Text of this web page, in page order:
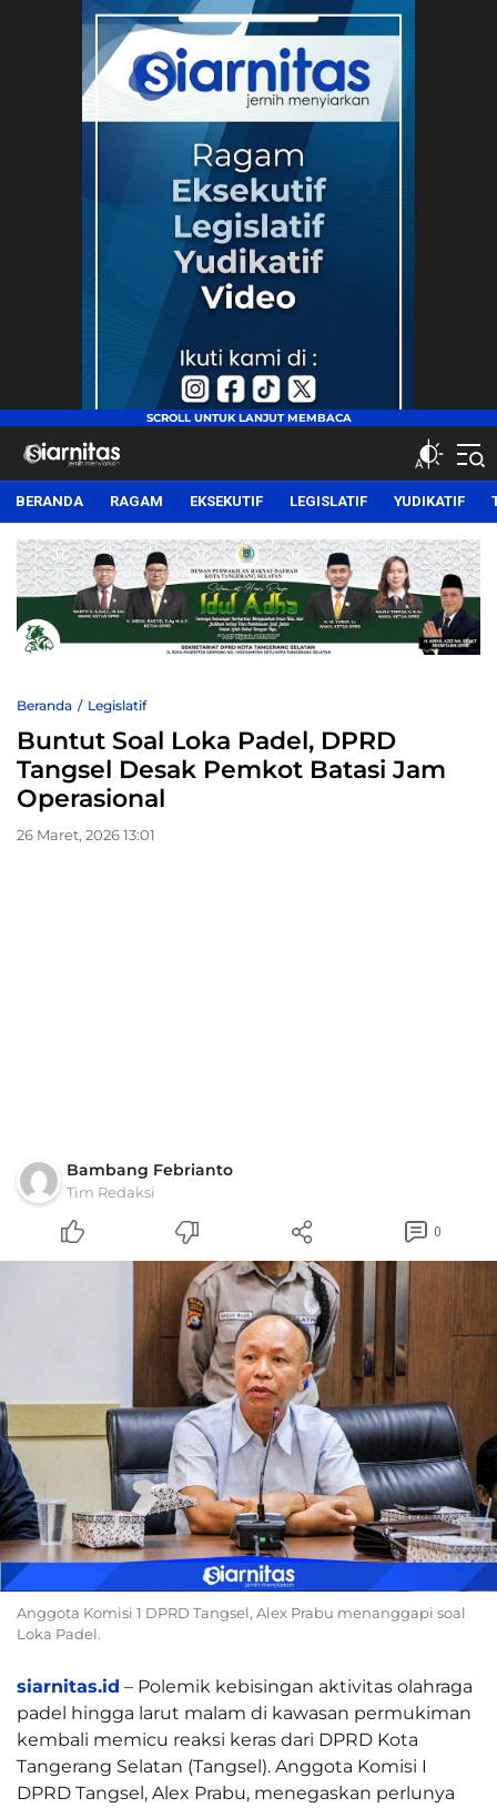
siarnitas
Jernih Menyiarkan
BERANDA RAGAM EKSEKUTIF LEGISLATIF YUDIKATIF
Beranda Legislatif
Buntut Soal Loka Padel, DPRD
Tangsel Desak Pemkot Batasi Jam
Operasional
26 Maret, 2026 13:01
Bambang Febrianto
Tim Redaksi
0
Anggota Komisi 1 DPRD Tangsel, Alex Prabu menanggapi soal
Loka Padel.
siarnitas.id – Polemik kebisingan aktivitas olahraga
padel hingga larut malam di kawasan permukiman
kembali memicu reaksi keras dari DPRD Kota
Tangerang Selatan (Tangsel). Anggota Komisi I
DPRD Tangsel, Alex Prabu, menegaskan perlunya